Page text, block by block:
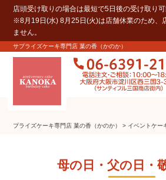
店頭受け取りの場合は最短で5日後の受け取り可
※8月19日(水) 8月25日(火)は店舗休業のため、
ません。
サプライズケーキ専門店 菓の香（かのか）
プライズケーキ専⾨店 菓の⾹（かのか） イベントケー
母の日・父の日・